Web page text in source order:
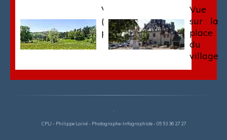
Villedieu
(48) -
paysage
Vue
sur la
place
du
village
CPLI - Philippe Lainé - Photographe-Infographiste - 05 53 36 27 27